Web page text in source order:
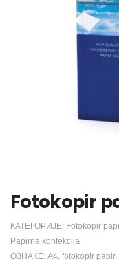
Fotokopir
КАТЕГОРИЈЕ: Fotokopir
Papirna konfekcija
ОЗНАКЕ: A4 fotokopir papir,